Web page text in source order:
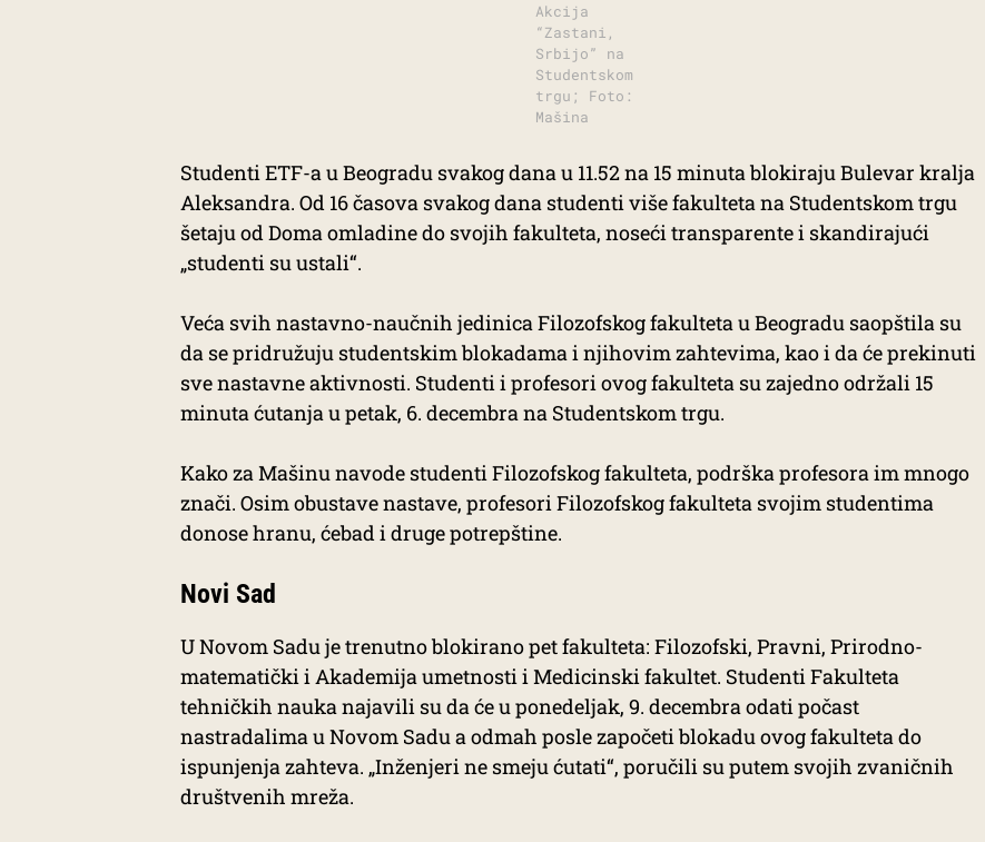
Akcija
“Zastani,
Srbijo” na
Studentskom
trgu; Foto:
Mašina
Studenti ETF-a u Beogradu svakog dana u 11.52 na 15 minuta blokiraju Bulevar kralja
Aleksandra. Od 16 časova svakog dana studenti više fakulteta na Studentskom trgu
šetaju od Doma omladine do svojih fakulteta, noseći transparente i skandirajući
„studenti su ustali“.
Veća svih nastavno-naučnih jedinica Filozofskog fakulteta u Beogradu saopštila su
da se pridružuju studentskim blokadama i njihovim zahtevima, kao i da će prekinuti
sve nastavne aktivnosti. Studenti i profesori ovog fakulteta su zajedno održali 15
minuta ćutanja u petak, 6. decembra na Studentskom trgu.
Kako za Mašinu navode studenti Filozofskog fakulteta, podrška profesora im mnogo
znači. Osim obustave nastave, profesori Filozofskog fakulteta svojim studentima
donose hranu, ćebad i druge potrepštine.
Novi Sad
U Novom Sadu je trenutno blokirano pet fakulteta: Filozofski, Pravni, Prirodno-
matematički i Akademija umetnosti i Medicinski fakultet. Studenti Fakulteta
tehničkih nauka najavili su da će u ponedeljak, 9. decembra odati počast
nastradalima u Novom Sadu a odmah posle započeti blokadu ovog fakulteta do
ispunjenja zahteva. „Inženjeri ne smeju ćutati“, poručili su putem svojih zvaničnih
društvenih mreža.